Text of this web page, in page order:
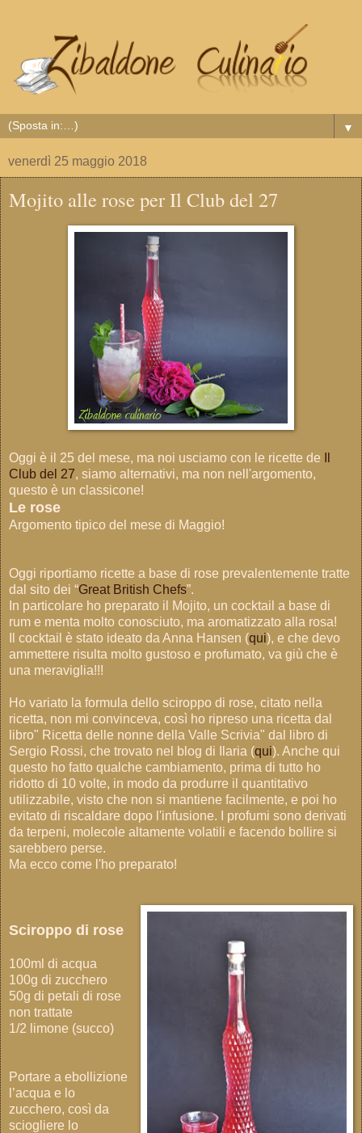
▼
venerdì 25 maggio 2018
Mojito alle rose per Il Club del 27
Oggi è il 25 del mese, ma noi usciamo con le ricette de
Club del 27, siamo alternativi, ma non nell'argomento,
questo è un classicone!
Le rose
Argomento tipico del mese di Maggio!
Oggi riportiamo ricette a base di rose prevalentemente tratte
dal sito dei “Great British Chefs”.
In particolare ho preparato il Mojito, un cocktail a base di
rum e menta molto conosciuto, ma aromatizzato alla rosa!
Il cocktail è stato ideato da Anna Hansen (qui), e che devo
ammettere risulta molto gustoso e profumato, va giù che è
una meraviglia!!!
Ho variato la formula dello sciroppo di rose, citato nella
ricetta, non mi convinceva, così ho ripreso una ricetta dal
libro" Ricetta delle nonne della Valle Scrivia" dal libro di
Sergio Rossi, che trovato nel blog di Ilaria (qui). Anche qui
questo ho fatto qualche cambiamento, prima di tutto ho
ridotto di 10 volte, in modo da produrre il quantitativo
utilizzabile, visto che non si mantiene facilmente, e poi ho
evitato di riscaldare dopo l'infusione. I profumi sono derivati
da terpeni, molecole altamente volatili e facendo bollire si
sarebbero perse.
Ma ecco come l'ho preparato!
Sciroppo di rose
100ml di acqua
100g di zucchero
50g di petali di rose
non trattate
1/2 limone (succo)
Portare a ebollizione
l’acqua e lo
zucchero, così da
sciogliere lo